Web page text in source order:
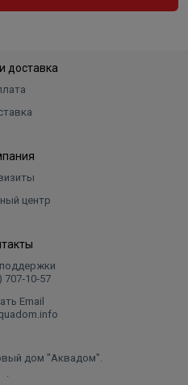
доставка
центр
707‑10‑57
Email
дом "Аквадом".
.